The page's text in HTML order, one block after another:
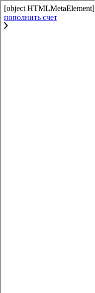
[object HTMLMetaElement]
пополнить счет